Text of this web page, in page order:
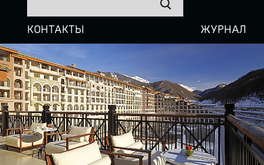
КОНТАКТЫ ЖУРНАЛ